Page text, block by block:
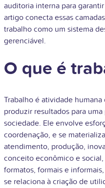
auditoria interna para
artigo conecta essas
trabalho como um sistema
gerenciável.
O que é
Trabalho é atividade
produzir resultados para
sociedade. Ele envolve
coordenação, e se
atendimento, produção,
conceito econômico e
formatos, formais e
se relaciona à criação de